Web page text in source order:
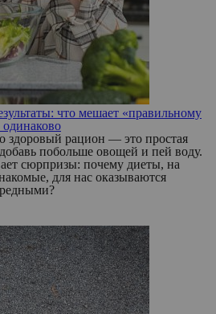
что мешает «правильному
одинаково
здоровый рацион — это простая
побольше овощей и пей воду.
сюрпризы: почему диеты, на
для нас оказываются